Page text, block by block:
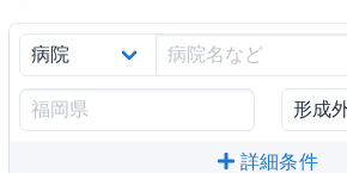
詳細条件